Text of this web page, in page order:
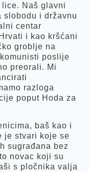
lice. Naš glavni
slobodu i državnu
centar
i kao kršćani
groblje na
poslije
preorali. Mi
razloga
poput Hoda za
baš kao i
je stvari koje se
sugrađana bez
novac koji su
s pločnika valja